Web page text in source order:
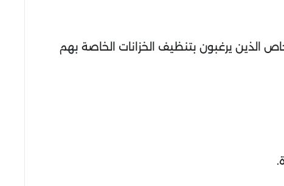
الذين يرغبون بتنظيف الخزانات الخاصة بهم